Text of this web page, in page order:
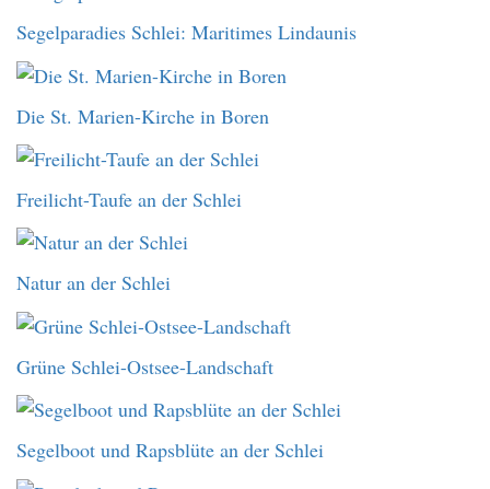
Segelparadies Schlei: Maritimes Lindaunis
Die St. Marien-Kirche in Boren
Freilicht-Taufe an der Schlei
Natur an der Schlei
Grüne Schlei-Ostsee-Landschaft
Segelboot und Rapsblüte an der Schlei